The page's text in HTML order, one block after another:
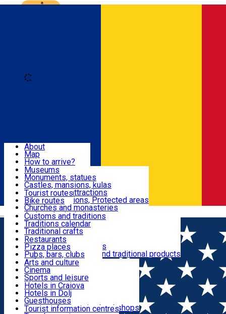
Română
Attractions
Routes
Customs, Traditions
Food & Drinks
Leisure & Fun
Accommodation
Useful
About
Map
How to arrive?
Recommendations
Tourist attractions
News
Museums
Monuments, statues
Castles, mansions, kulas
Architectural attractions
Natural attractions, Protected areas
Churches and monasteries
Archaeological sites
Parks and gardens
Tourist routes
Bike routes
Customs and traditions
Traditions calendar
Traditional crafts
Traditional cuisine
Wineries and vineyards
Local manufacturers and traditional products
Restaurants
Pizza places
Pubs, bars, clubs
Cafes and teahouses
Sweets and ice cream
Fast-food
Arts and culture
Cinema
Sports and leisure
Horse riding
Swimming pools
Zoo
Shopping, souvenirs, bookshops
Hotels in Craiova
Hotels in Dolj
Guesthouses
Villas
Tourist information centres